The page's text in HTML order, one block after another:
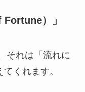
）」
それは「流れに
くれます。